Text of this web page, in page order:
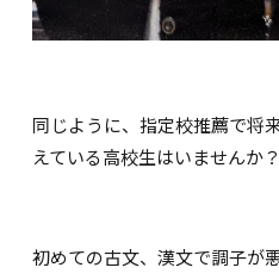
同じように、指定校推薦で将
えている高校生はいませんか？
初めての古文、漢文で調子が